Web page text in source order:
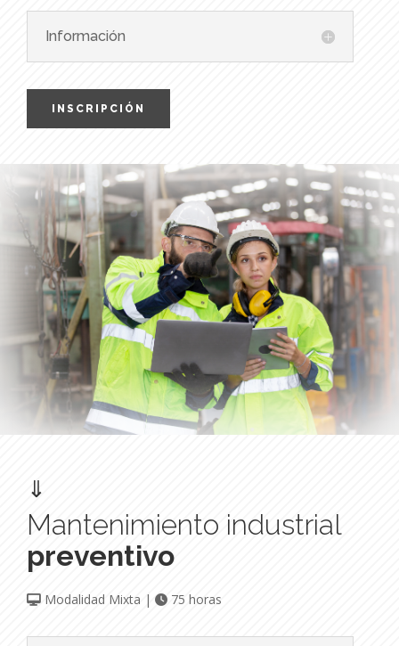
Información
INSCRIPCIÓN
⇓
Mantenimiento industrial
preventivo
Modalidad Mixta | 75 horas